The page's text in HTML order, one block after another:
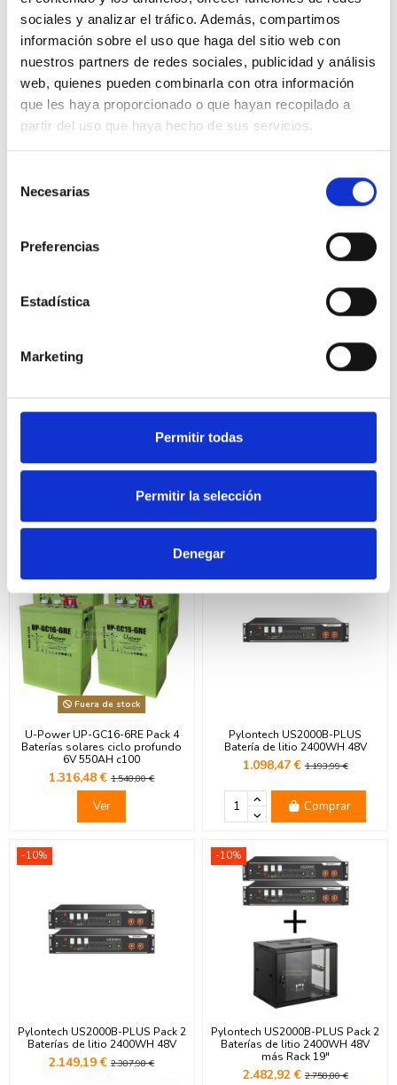
sociales y analizar el tráfico. Además, compartimos
información sobre el uso que haga del sitio web con
nuestros partners de redes sociales, publicidad y análisis
web, quienes pueden combinarla con otra información
que les haya proporcionado o que hayan recopilado a
partir del uso que haya hecho de sus servicios.
Necesarias
Preferencias
Estadística
Marketing
Permitir todas
Permitir la selección
Denegar
Batería estacionaria 2V solar
Batería estacionaria 2V solar
1.787,17 €
Comprar
U-Power UP-GC16-6RE Batería
c100
U-Power UP-GC16-6RE Pack 2
6V 550AH c100
Fuera de stock
U-Power UP-GC16-6RE Pack 4
Baterías solares ciclo profundo
6V 550AH c100
1.316,48 €1.548,80 €
Ver
-8%
Pylontech US2000B-PLUS
Batería de litio 2400WH 48V
1.098,47 €1.193,99 €
Comprar
-10%
Pylontech US2000B-PLUS Pack 2
Baterías de litio 2400WH 48V
2.149,19 €2.387,98 €
-10%
Pylontech US2000B-PLUS Pack 2
Baterías de litio 2400WH 48V
más Rack 19"
2.482,92 €2.758,80 €